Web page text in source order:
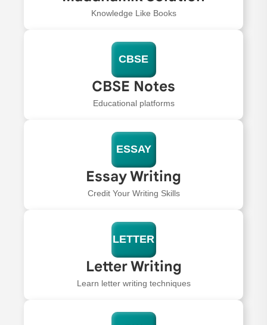
Knowledge Like Books
CBSE
CBSE Notes
Educational platforms
ESSAY
Essay Writing
Credit Your Writing Skills
LETTER
Letter Writing
Learn letter writing techniques